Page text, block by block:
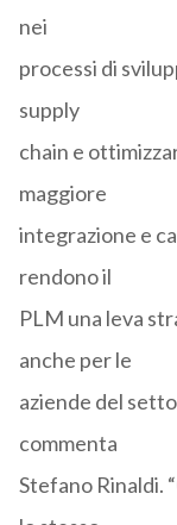
nei
processi di
supply
chain e
maggiore
integrazione e
rendono il
PLM una leva
anche per le
aziende del
commenta
Stefano Rinaldi.